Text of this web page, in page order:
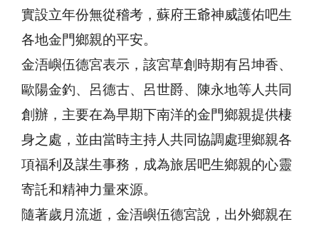
實設立年份無從稽考，蘇府王爺神威護佑吧生
各地金門鄉親的平安。
金浯嶼伍德宮表示，該宮草創時期有呂坤香、
歐陽金釣、呂德古、呂世爵、陳永地等人共同
創辦，主要在為早期下南洋的金門鄉親提供棲
身之處，並由當時主持人共同協調處理鄉親各
項福利及謀生事務，成為旅居吧生鄉親的心靈
寄託和精神力量來源。
隨著歲月流逝，金浯嶼伍德宮說，出外鄉親在